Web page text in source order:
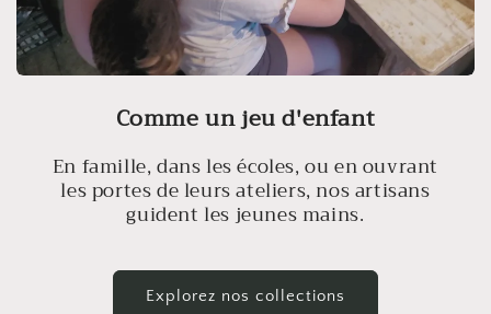
Comme un jeu d'enfant
En famille, dans les écoles, ou en ouvrant
les portes de leurs ateliers, nos artisans
guident les jeunes mains.
Explorez nos collections